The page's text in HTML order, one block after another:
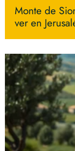
Monte de
ver en